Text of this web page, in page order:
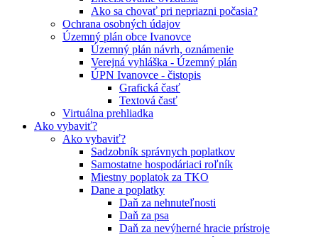
Ako sa chovať pri nepriazni počasia?
Ochrana osobných údajov
Územný plán obce Ivanovce
Územný plán návrh, oznámenie
Verejná vyhláška - Územný plán
ÚPN Ivanovce - čistopis
Grafická časť
Textová časť
Virtuálna prehliadka
Ako vybaviť?
Ako vybaviť?
Sadzobník správnych poplatkov
Samostatne hospodáriaci roľník
Miestny poplatok za TKO
Dane a poplatky
Daň za nehnuteľnosti
Daň za psa
Daň za nevýherné hracie prístroje